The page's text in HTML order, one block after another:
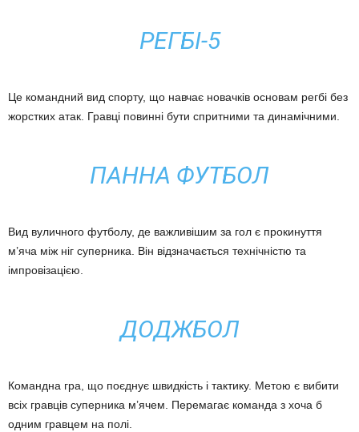
РЕГБІ-5
Це командний вид спорту, що навчає новачків основам регбі без
жорстких атак. Гравці повинні бути спритними та динамічними.
ПАННА ФУТБОЛ
Вид вуличного футболу, де важливішим за гол є прокинуття
м’яча між ніг суперника. Він відзначається технічністю та
імпровізацією.
ДОДЖБОЛ
Командна гра, що поєднує швидкість і тактику. Метою є вибити
всіх гравців суперника м’ячем. Перемагає команда з хоча б
одним гравцем на полі.